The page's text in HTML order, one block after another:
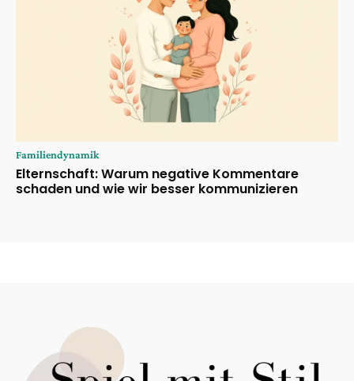
Familiendynamik
Elternschaft: Warum negative Kommentare
schaden und wie wir besser kommunizieren